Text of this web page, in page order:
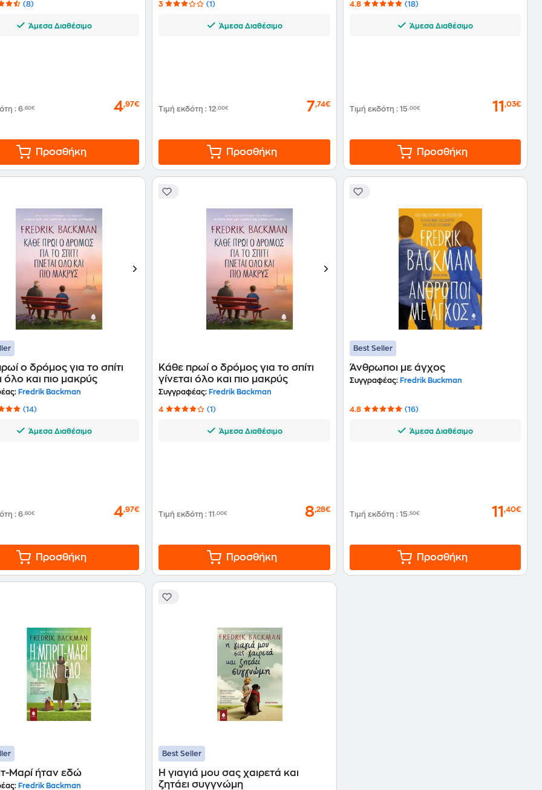
(8)
Άμεσα Διαθέσιμο
: 6,60€ 4,97€
Προσθήκη
3 (1)
Άμεσα Διαθέσιμο
Τιμή εκδότη:12,00€ 7,74€
Προσθήκη
4.8 (18)
Άμεσα Διαθέσιμο
Τιμή εκδότη : 15,00€ 11 ,03€
Προσθήκη
ο δρόμος για το σπίτι
όλο και πιο μακρύς
Fredrik Backman
(14)
Άμεσα Διαθέσιμο
: 6,60€ 4,97€
Προσθήκη
Κάθε πρωί ο δρόμος για το σπίτι
γίνεται όλο και πιο μακρύς
Συγγραφέας: Fredrik Backman
4 (1)
Άμεσα Διαθέσιμο
Τιμή εκδότη:11,00€ 8,28€
Προσθήκη
Best Seller
Άνθρωποι με άγχος
Συγγραφέας:Fredrik Buckman
4.8 (16)
Άμεσα Διαθέσιμο
Τιμή εκδότη : 15,50€ 11 ,40€
Προσθήκη
Μαρί ήταν εδώ
Fredrik Backman
Best Seller
Η γιαγιά μου σας χαιρετά και
ζητάει συγγνώμη